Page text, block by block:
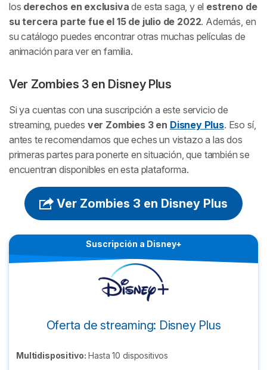
los derechos en exclusivade esta saga, y el estreno de
su tercera parte fue el 15 de julio de 2022. Además, en
su catálogo puedes encontrar otras muchas películas de
animación para ver en familia.
Ver Zombies 3en Disney Plus
Si ya cuentas con una suscripción a este servicio de
streaming, puedes ver Zombies 3en Disney Plus. Eso sí,
antes te recomendamos que eches un vistazo a las dos
primeras partes para ponerte en situación, que también se
encuentran disponibles en esta plataforma.
Ver Zombies 3 en Disney Plus
Suscripción a Disney+
Oferta de streaming: Disney Plus
Multidispositivo: Hasta 10 dispositivos